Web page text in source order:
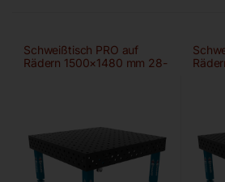
Schweißtisch PRO auf
Rädern 1500×1480 mm 28-